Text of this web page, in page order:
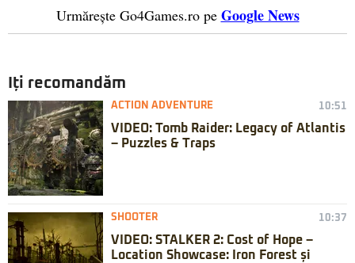
Urmărește Go4Games.ro pe Google News
Iți recomandăm
ACTION ADVENTURE 10:51
VIDEO: Tomb Raider: Legacy of Atlantis
– Puzzles & Traps
SHOOTER 10:37
VIDEO: STALKER 2: Cost of Hope –
Location Showcase: Iron Forest și